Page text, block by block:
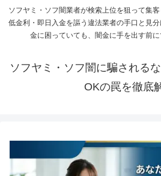
ソフヤミ・ソフ闇業者が検索上位を狙って集
低金利・即日入金を謳う違法業者の手口と見
金に困っていても、闇金に手を出す前に
ソフヤミ・ソフ闇に騙される
OKの罠を徹底